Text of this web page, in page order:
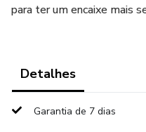
para ter um encaixe mais
Detalhes
Garantia de 7 dias